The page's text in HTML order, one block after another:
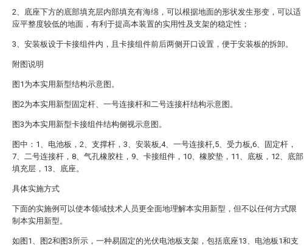
2、底座下方的底部填充层内部填充有海绵，可以根据地面的形状发生形变，可以适
应平整度较低的地面，有利于提高本装置的实用性及支架的稳定性；
3、安装板设于卡接组件内，且卡接组件前后两侧开口设置，便于安装板的拆卸。
附图说明
图1为本实用新型结构示意图。
图2为本实用新型固定杆、一号连接杆和二号连接杆结构示意图。
图3为本实用新型卡接组件结构侧视示意图。
图中：1、电池板，2、支撑杆，3、安装板,4、一号连接杆,5、受力板,6、固定杆，
7、二号连接杆，8、气孔橡胶柱，9、卡接组件，10、橡胶垫，11、底板，12、底部
填充层，13、底座。
具体实施方式
下面的实施例可以使本领域技术人员更全面地理解本实用新型，但不以任何方式限
制本实用新型。
如图1、图2和图3所示，一种易固定的光伏电池板支架，包括底座13、电池板1和支